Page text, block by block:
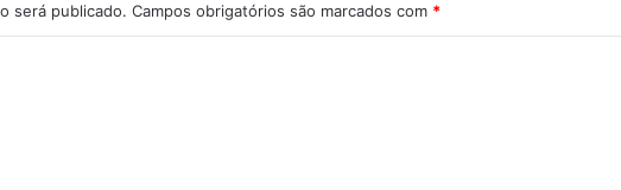
será publicado. Campos obrigatórios são marcados com *